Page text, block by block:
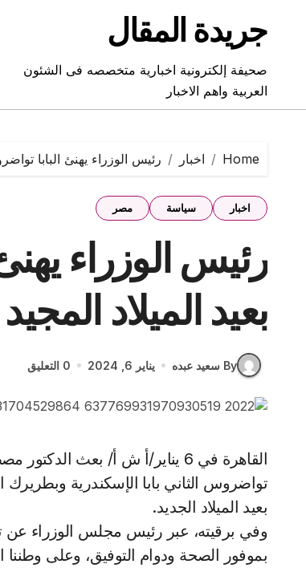
contentجريدة المقال
صحيفة إلكترونية اخبارية متخصصه فى الشئون
العربية واهم الاخبار
Home اخبار رئيس الوزراء يهنئ البابا
اخبار سياسة مصر
رئيس الوزراء
بعيد الميلاد المجيد
By سعيد عبده يناير 6, 2024 0 التعليق
القاهرة في 6 يناير/أ ش أ/ بعث الدكتور مصطفى مدبولي رئيس مجلس الوزراء، برقية تهنئة لقداسة البابا
تواضروس الثاني بابا الإسكندرية وبطريرك
بعيد الميلاد الجديد.
وفي برقيته، عبر رئيس مجلس الوزراء عن
بموفور الصحة ودوام التوفيق، وعلى وطننا